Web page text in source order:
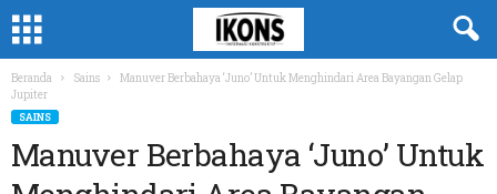
Beranda Sains
Manuver Berbahaya ‘Juno’ Untuk Menghindari Area Bayangan Gelap
Jupiter
SAINS
Manuver Berbahaya ‘Juno’ Untuk